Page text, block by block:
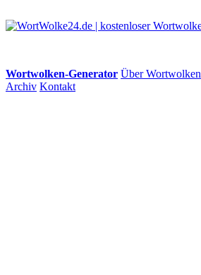
Wortwolken-Generator Über Wortwolken
Archiv Kontakt